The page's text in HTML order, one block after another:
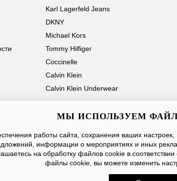
Karl Lagerfeld Jeans
DKNY
Michael Kors
Tommy Hilfiger
Coccinelle
Calvin Klein
Calvin Klein Underwear
Ваше имя
Нажимая на кнопку «Отправить», вы
МЫ ИСПОЛЬЗУЕМ
работы сайта, сохранения ваших
информации о мероприятиях и иных
на обработку файлов cookie в соответствии
файлы cookie, вы можете изменить